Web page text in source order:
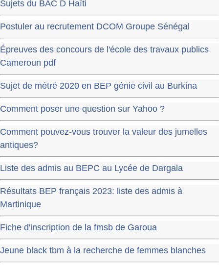
Sujets du BAC D Haïti
Postuler au recrutement DCOM Groupe Sénégal
Épreuves des concours de l'école des travaux publics
Cameroun pdf
Sujet de métré 2020 en BEP génie civil au Burkina
Comment poser une question sur Yahoo ?
Comment pouvez-vous trouver la valeur des jumelles
antiques?
Liste des admis au BEPC au Lycée de Dargala
Résultats BEP français 2023: liste des admis à
Martinique
Fiche d'inscription de la fmsb de Garoua
Jeune black tbm à la recherche de femmes blanches